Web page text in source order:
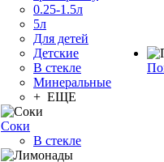
0.25-1.5л
5л
Для детей
Детские
В стекле
Минеральные
+ ЕЩЕ
Соки
В стекле